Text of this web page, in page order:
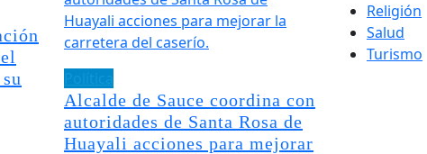
Alcalde de Sauce coordina con
autoridades de Santa Rosa de
Huayali acciones para mejorar
Religión
Salud
Turismo